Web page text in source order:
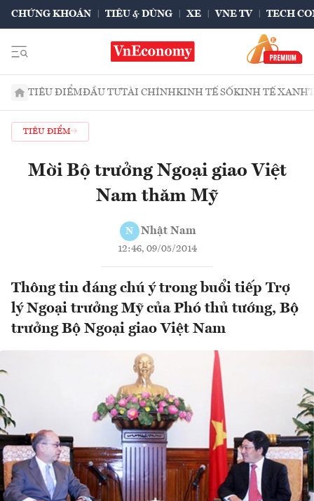
CHỨNG KHOÁN TIÊU & DÙNG XE VNE TV TECH
TIÊU ĐIỂMĐẦU TƯTÀI CHÍNHKINH TẾ SỐKINH TẾ XANH
TIÊU ĐIỂM
Mời Bộ trưởng Ngoại giao Việt
Nam thăm Mỹ
N Nhật Nam
12:46, 09/05/2014
Thông tin đáng chú ý trong buổi tiếp Trợ
lý Ngoại trưởng Mỹ của Phó thủ tướng, Bộ
trưởng Bộ Ngoại giao Việt Nam